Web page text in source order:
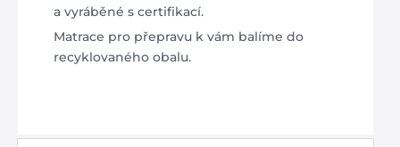
a vyráběné s certifikací.
Matrace pro přepravu k vám balíme do
recyklovaného obalu.